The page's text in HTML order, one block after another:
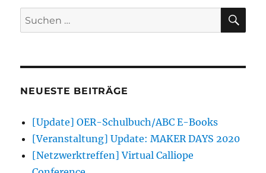
Suchen
nach:
NEUESTE BEITRÄGE
[Update] OER-Schulbuch/ABC E-Books
[Veranstaltung] Update: MAKER DAYS 2020
[Netzwerktreffen] Virtual Calliope